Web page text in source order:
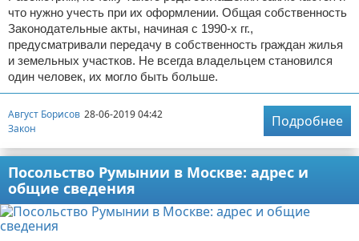
что нужно учесть при их оформлении. Общая собственность
Законодательные акты, начиная с 1990-х гг.,
предусматривали передачу в собственность граждан жилья
и земельных участков. Не всегда владельцем становился
один человек, их могло быть больше.
Август Борисов 28-06-2019 04:42
Закон
Подробнее
Посольство Румынии в Москве: адрес и
общие сведения